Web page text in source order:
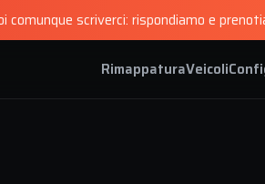
comunque scriverci: rispondiamo e
RimappaturaVeicoli